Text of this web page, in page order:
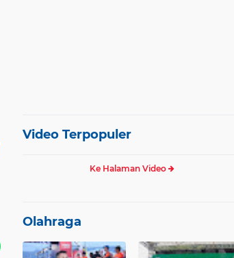
Video Terpopuler
Ke Halaman Video
Olahraga